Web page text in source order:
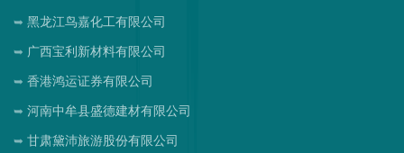
黑龙江鸟嘉化工有限公司
广西宝利新材料有限公司
香港鸿运证券有限公司
河南中牟县盛德建材有限公司
甘肃黛沛旅游股份有限公司